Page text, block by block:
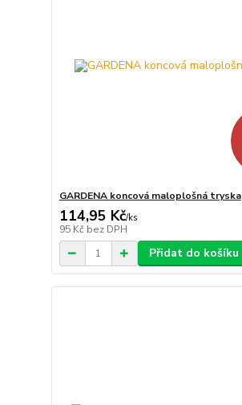
GARDENA koncová maloplošná tryska
114,95 Kč/ks
95 Kč bez DPH
Přidat do košíku